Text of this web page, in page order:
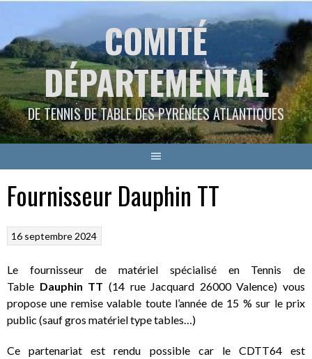
contenu
COMITÉ
DÉPARTEMENTAL
DE TENNIS DE TABLE DES PYRÉNÉES ATLANTIQUES
Fournisseur Dauphin TT
16 septembre 2024
Le fournisseur de matériel spécialisé en Tennis de
Table Dauphin TT (14 rue Jacquard 26000 Valence) vous
propose une remise valable toute l’année de 15 % sur le prix
public (sauf gros matériel type tables…)
Ce partenariat est rendu possible car le CDTT64 est